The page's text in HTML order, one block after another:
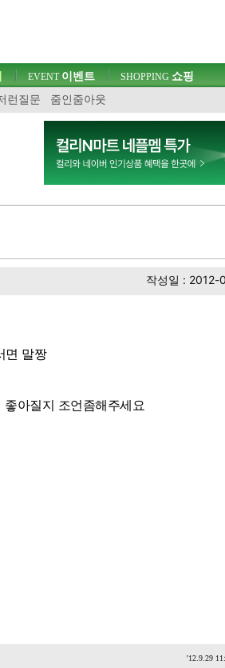
런질문 줌인줌아웃
EVENT이벤트 SHOPPING 쇼핑
작성일 :
면 말짱
아질지 조언좀해주세요
'12.9.29